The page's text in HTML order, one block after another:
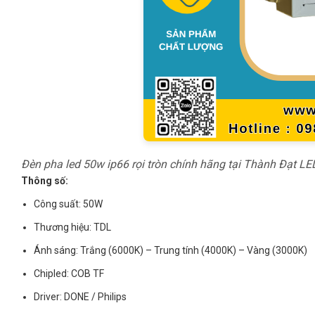
Đèn pha led 50w ip66 rọi tròn chính hãng tại Thành Đạt
Thông số:
Công suất: 50W
Thương hiệu: TDL
Ánh sáng: Trắng (6000K) – Trung tính (4000K) – Vàng (3000K)
Chipled: COB TF
Driver: DONE / Philips